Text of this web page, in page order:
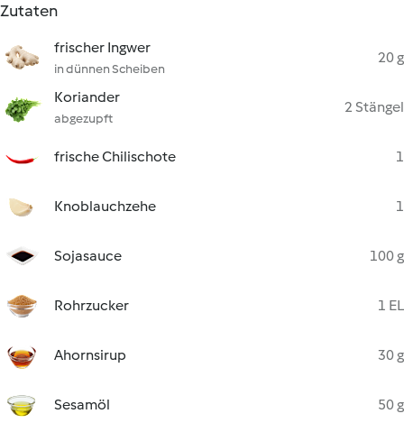
Zutaten
frischer Ingwer
in dünnen Scheiben
20 g
Koriander
abgezupft
2 Stängel
frische Chilischote 1
Knoblauchzehe 1
Sojasauce 100 g
Rohrzucker 1 EL
Ahornsirup 30 g
Sesamöl 50 g